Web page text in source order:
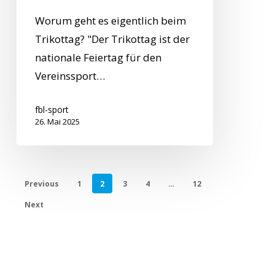
Worum geht es eigentlich beim
Trikottag? "Der Trikottag ist der
nationale Feiertag für den
Vereinssport…
fbl-sport
26. Mai 2025
Previous 1 2 3 4 …
12
Next